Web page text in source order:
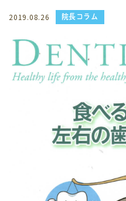
2019.08.26 院長コラム